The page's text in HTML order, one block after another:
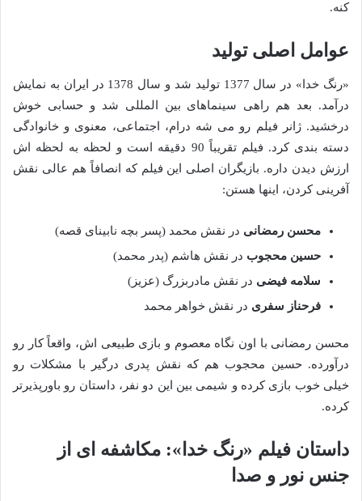
کنه.
عوامل اصلی تولید
«رنگ خدا» در سال 1377 تولید شد و سال 1378 در ایران به نمایش
درآمد. بعد هم راهی سینماهای بین المللی شد و حسابی خوش
درخشید. ژانر فیلم رو می شه درام، اجتماعی، معنوی و خانوادگی
دسته بندی کرد. فیلم تقریباً 90 دقیقه است و لحظه به لحظه اش
ارزش دیدن داره. بازیگران اصلی این فیلم که انصافاً هم عالی نقش
آفرینی کردن، اینها هستن:
محسن رمضانی در نقش محمد (پسر بچه نابینای قصه)
حسین محجوب در نقش هاشم (پدر محمد)
سلامه فیضی در نقش مادربزرگ (عزیز)
فرحناز سفری در نقش خواهر محمد
محسن رمضانی با اون نگاه معصوم و بازی طبیعی اش، واقعاً کار رو
درآورده. حسین محجوب هم که نقش پدری درگیر با مشکلات رو
خیلی خوب بازی کرده و شیمی بین این دو نفر، داستان رو باورپذیرتر
کرده.
داستان فیلم «رنگ خدا»: مکاشفه ای از
جنس نور و صدا